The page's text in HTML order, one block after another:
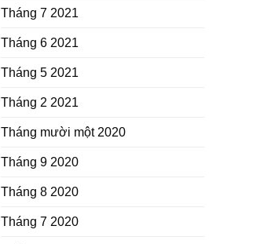
Tháng 7 2021
Tháng 6 2021
Tháng 5 2021
Tháng 2 2021
Tháng mười một 2020
Tháng 9 2020
Tháng 8 2020
Tháng 7 2020